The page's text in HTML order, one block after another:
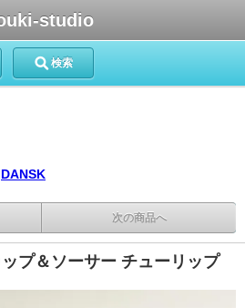
studio
検索
DANSK
次の商品へ
プ＆ソーサー チューリップ